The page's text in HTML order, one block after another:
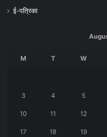
ई-पत्रिका
M T W
3 4 5
10 11 12
17 18 19